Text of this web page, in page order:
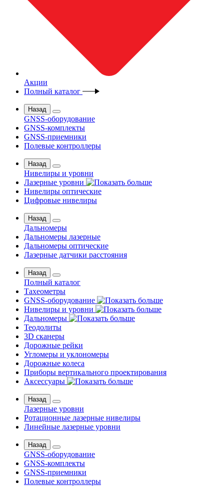
Акции
Полный каталог
Назад
GNSS-оборудование
GNSS-комплекты
GNSS-приемники
Полевые контроллеры
Назад
Нивелиры и уровни
Лазерные уровни
Нивелиры оптические
Цифровые нивелиры
Назад
Дальномеры
Дальномеры лазерные
Дальномеры оптические
Лазерные датчики расстояния
Назад
Полный каталог
Тахеометры
GNSS-оборудование
Нивелиры и уровни
Дальномеры
Теодолиты
3D сканеры
Дорожные рейки
Угломеры и уклономеры
Дорожные колеса
Приборы вертикального проектирования
Аксессуары
Назад
Лазерные уровни
Ротационные лазерные нивелиры
Линейные лазерные уровни
Назад
GNSS-оборудование
GNSS-комплекты
GNSS-приемники
Полевые контроллеры